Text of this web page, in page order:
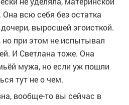
всю себя без остатка
выросшей эгоисткой.
при этом не испытывал
И Светлана тоже. Она
мужа, но если уж пошли
тут не о чем.
вообще-то вы сейчас в